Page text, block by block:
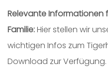
Relevante Informationen
Familie:Hier stellen wir
wichtigen Infos zum
Download zur Verfügung.